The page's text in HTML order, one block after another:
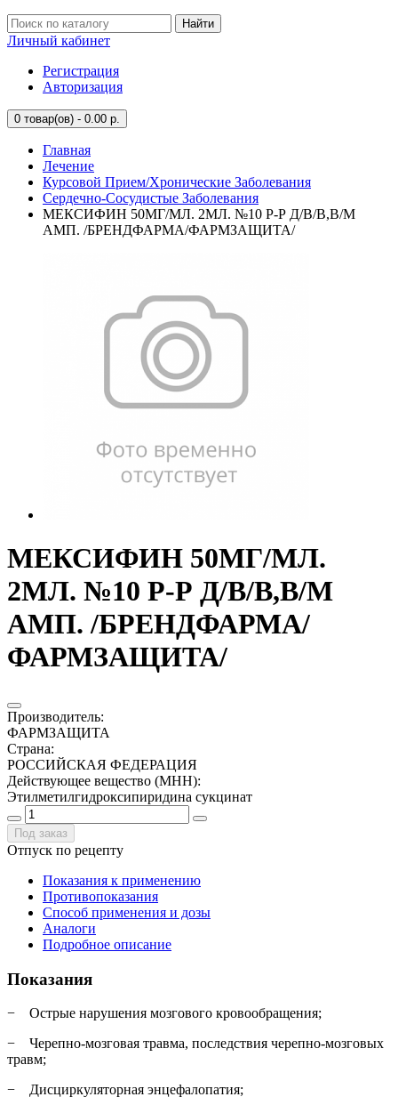
Найти
Личный кабинет
Регистрация
Авторизация
0 товар(ов) - 0.00 р.
Главная
Лечение
Курсовой Прием/Хронические Заболевания
Сердечно-Сосудистые Заболевания
МЕКСИФИН 50МГ/МЛ. 2МЛ. №10 Р-Р Д/В/В,В/М
АМП. /БРЕНДФАРМА/ФАРМЗАЩИТА/
МЕКСИФИН 50МГ/МЛ.
2МЛ. №10 Р-Р Д/В/В,В/М
АМП. /БРЕНДФАРМА/
ФАРМЗАЩИТА/
Производитель:
ФАРМЗАЩИТА
Страна:
РОССИЙСКАЯ ФЕДЕРАЦИЯ
Действующее вещество (МНН):
Этилметилгидроксипиридина сукцинат
Под заказ
Отпуск по рецепту
Показания к применению
Противопоказания
Способ применения и дозы
Аналоги
Подробное описание
Показания
− Острые нарушения мозгового кровообращения;
− Черепно-мозговая травма, последствия черепно-мозговых
травм;
− Дисциркуляторная энцефалопатия;